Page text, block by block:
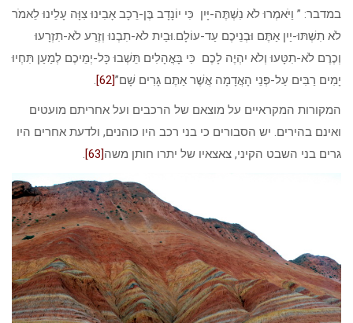
במדבר: ” וַיֹּאמְרוּ לֹא נִשְׁתֶּה-יָּיִן כִּי יוֹנָדָב בֶּן-רֵכָב אָבִינוּ צִוָּה עָלֵינוּ לֵאמֹר
לֹא תִשְׁתּוּ-יַיִן אַתֶּם וּבְנֵיכֶם עַד-עוֹלָם.וּבַיִת לֹא-תִבְנוּ וְזֶרַע לֹא-תִזְרָעוּ
וְכֶרֶם לֹא-תִטָּעוּ וְלֹא יִהְיֶה לָכֶם כִּי בָּאֳהָלִים תֵּשְׁבוּ כָּל-יְמֵיכֶם לְמַעַן תִּחְיוּ
יָמִים רַבִּים עַל-פְּנֵי הָאֲדָמָה אֲשֶׁר אַתֶּם גָּרִים שָׁם”[62]
.
המקורות המקראיים על מוצאם של הרכבים ועל אחריתם מועטים
ואינם בהירים. יש הסבורים כי בני רכב היו כוהנים, ולדעת אחרים היו
גרים בני השבט הקיני, צאצאיו של יתרו חותן משה[63]
.